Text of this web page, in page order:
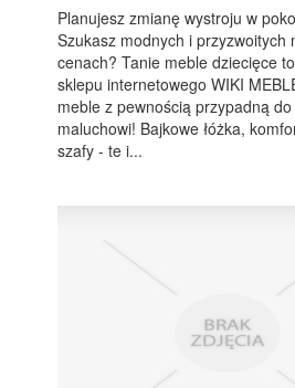
Planujesz zmianę wystroju w
Szukasz modnych i przyzwoitych
cenach? Tanie meble dziecięce
sklepu internetowego WIKI
meble z pewnością przypadną
maluchowi! Bajkowe łóżka,
szafy - te i...